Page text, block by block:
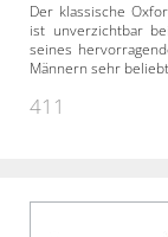
Der klassische
ist unverzichtbar
seines
Männern sehr
411